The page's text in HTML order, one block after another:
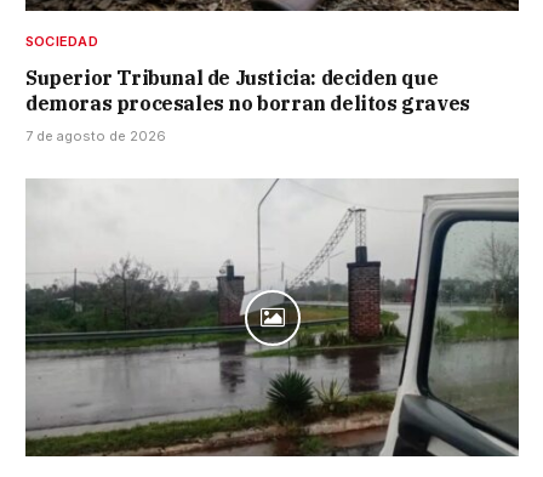
SOCIEDAD
Superior Tribunal de Justicia: deciden que
demoras procesales no borran delitos graves
7 de agosto de 2026